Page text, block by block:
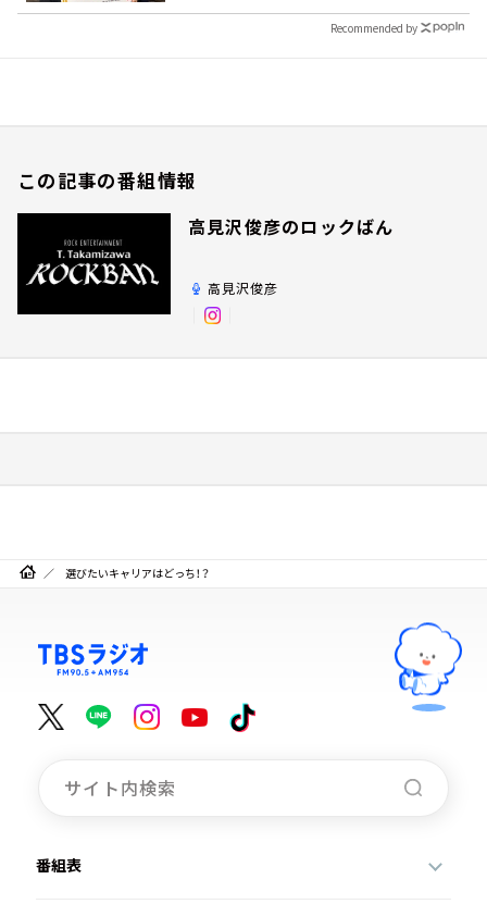
Recommended by
この記事の番組情報
高見沢俊彦のロックばん
高見沢俊彦
選びたいキャリアはどっち！？
番組表